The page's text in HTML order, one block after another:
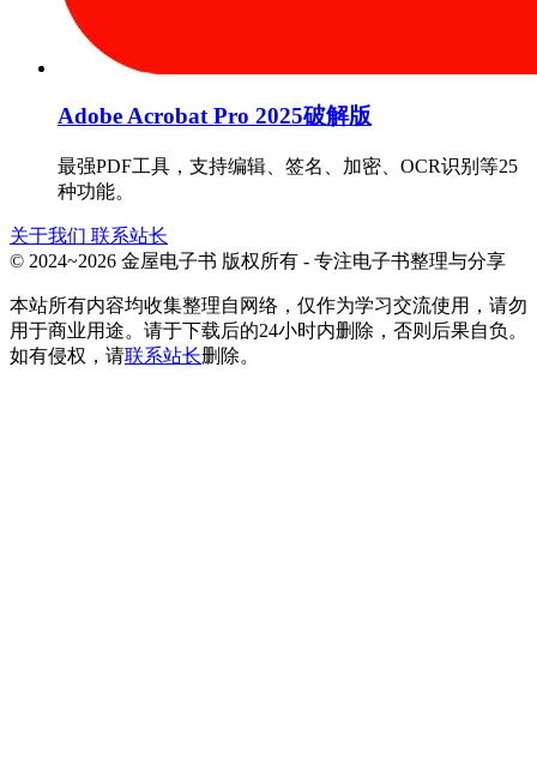
Adobe Acrobat Pro 2025破解版
最强PDF工具，支持编辑、签名、加密、OCR识别等25
种功能。
关于我们 联系站长
© 2024~2026 金屋电子书 版权所有 - 专注电子书整理与分享
本站所有内容均收集整理自网络，仅作为学习交流使用，请勿
用于商业用途。请于下载后的24小时内删除，否则后果自负。
如有侵权，请联系站长删除。